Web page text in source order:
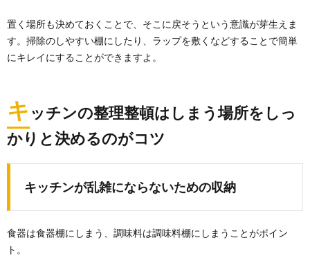
置く場所も決めておくことで、そこに戻そうという意識が芽生えま
す。掃除のしやすい棚にしたり、ラップを敷くなどすることで簡単
にキレイにすることができますよ。
キ ッチンの整理整頓はしまう場所をしっ
かりと決めるのがコツ
キッチンが乱雑にならないための収納
食器は食器棚にしまう、調味料は調味料棚にしまうことがポイン
ト。